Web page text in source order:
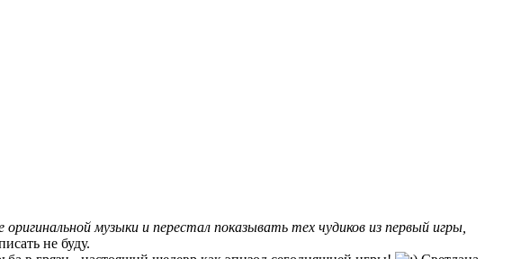
музыки и перестал показывать тех чудиков из первый игры,
не буду.